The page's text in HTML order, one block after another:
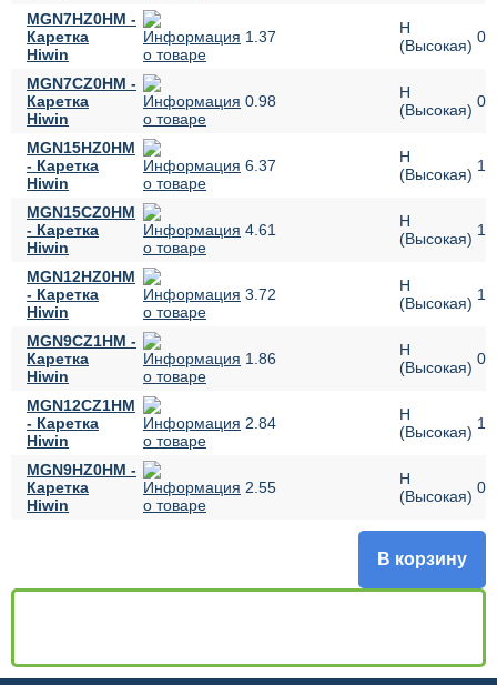
MGN7HZ0HM -
Каретка
Hiwin
1.37
H
(Высокая) 07
MGN7CZ0HM -
Каретка
Hiwin
0.98
H
(Высокая) 07
MGN15HZ0HM
- Каретка
Hiwin
6.37
H
(Высокая) 15
MGN15CZ0HM
- Каретка
Hiwin
4.61
H
(Высокая) 15
MGN12HZ0HM
- Каретка
Hiwin
3.72
H
(Высокая) 12
MGN9CZ1HM -
Каретка
Hiwin
1.86
H
(Высокая) 09
MGN12CZ1HM
- Каретка
Hiwin
2.84
H
(Высокая) 12
MGN9HZ0HM -
Каретка
Hiwin
2.55
H
(Высокая) 09
В корзину